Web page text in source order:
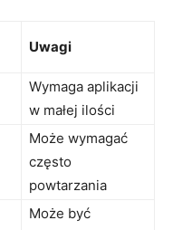
Uwagi
Wymaga aplikacji
w małej ilości
Może wymagać
często
powtarzania
Może być